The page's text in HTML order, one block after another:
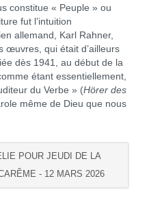
constitue « Peuple » ou
fut l’intuition
allemand, Karl Rahner,
œuvres, qui était d’ailleurs
dès 1941, au début de la
étant essentiellement,
du Verbe » (Hörer des
même de Dieu que nous
POUR JEUDI DE LA
- 12 MARS 2026